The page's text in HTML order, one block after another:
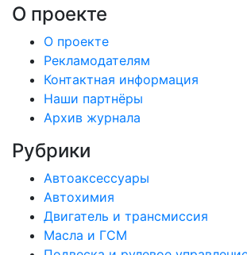
О проекте
О проекте
Рекламодателям
Контактная информация
Наши партнёры
Архив журнала
Рубрики
Автоаксессуары
Автохимия
Двигатель и трансмиссия
Масла и ГСМ